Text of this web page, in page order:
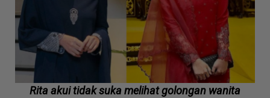
Rita akui tidak suka melihat golongan wanita